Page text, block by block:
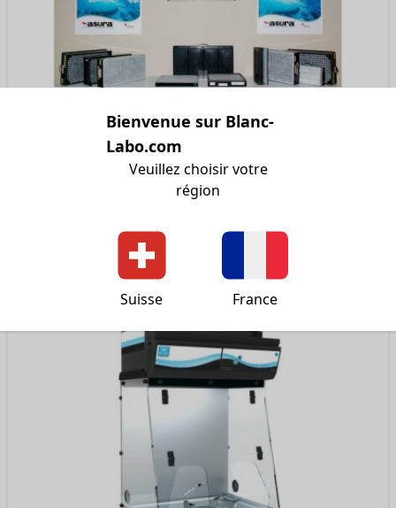
Bienvenue sur Blanc-
Labo.com
Veuillez choisir votre
région
Suisse France
Filtres moléculaires toutes marques
Plus de 1800 références de filtres moléculaires pour hottes
PLUS D'INFOS